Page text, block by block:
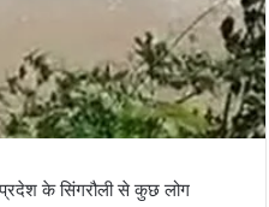
के सिंगरौली से कुछ लोग